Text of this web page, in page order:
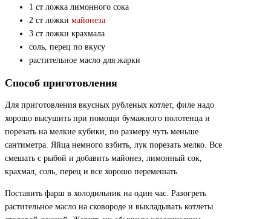
1 ст ложка лимонного сока
2 ст ложки майонеза
3 ст ложки крахмала
соль, перец по вкусу
растительное масло для жарки
Способ приготовления
Для приготовления вкусных рубленых котлет, филе надо
хорошо высушить при помощи бумажного полотенца и
порезать на мелкие кубики, по размеру чуть меньше
сантиметра. Яйца немного взбить, лук порезать мелко. Все
смешать с рыбой и добавить майонез, лимонный сок,
крахмал, соль, перец и все хорошо перемешать.
Поставить фарш в холодильник на один час. Разогреть
растительное масло на сковороде и выкладывать котлеты